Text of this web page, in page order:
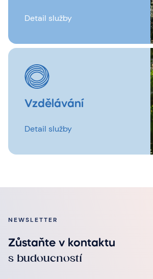
Detail služby
Vzdělávání
Detail služby
NEWSLETTER
Zůstaňte v kontaktu
s budoucností